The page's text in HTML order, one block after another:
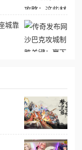
城靠